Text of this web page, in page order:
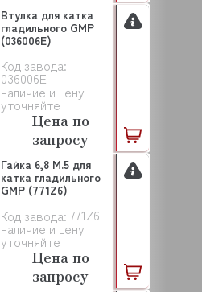
Код завода:
036006E
наличие и цену
уточняйте
Втулка для катка
гладильного GMP
(036006E)
Цена по
запросу
Код завода: 771Z6
наличие и цену
уточняйте
Гайка 6,8 М.5 для
катка гладильного
GMP (771Z6)
Цена по
запросу